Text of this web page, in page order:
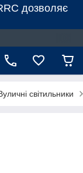
дозволяє
світильники